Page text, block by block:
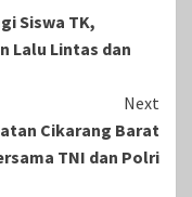
Siswa TK,
Lalu Lintas dan
Next
Cikarang Barat
TNI dan Polri